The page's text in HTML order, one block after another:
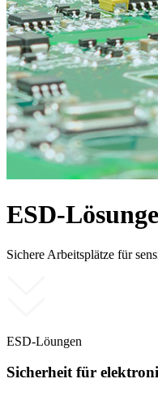
ESD-
Sichere Arbeitsplätze für
ESD-Löungen
Sicherheit für